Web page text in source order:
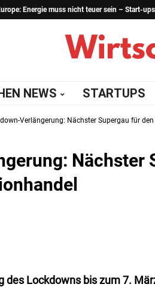
Energie muss nicht teuer sein – Start-
NEWS STARTUPS
Verlängerung: Nächster Supergau für
Nächster
des Lockdowns bis zum 7.